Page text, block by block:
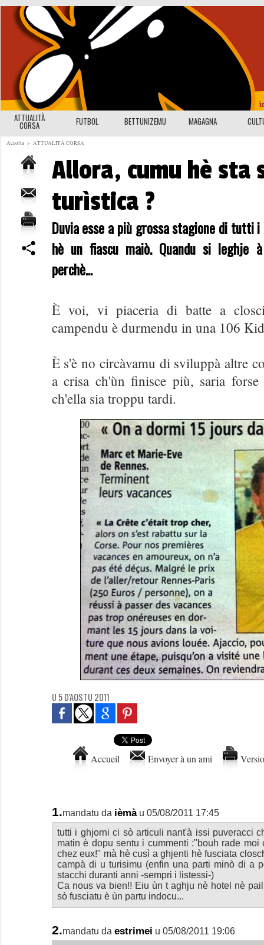
ATTUALITÀ
CORSA FUTBOL BETTUNIZEMU MAGAGNA
Accolta > ATTUALITÀ CORSA
Allora, cumu hè sta
turìstica ?
Duvia esse a più grossa stagione di tutti
hè un fiascu maiò. Quandu si leghje
perchè...
È voi, vi piaceria di batte a
campendu è durmendu in una 106
È s'è no circàvamu di sviluppà altre
a crisa ch'ùn finisce più, saria
ch'ella sia troppu tardi.
U 5 D'AOSTU 2011
Accueil Envoyer à un ami
1.mandatu da ièmà u 05/08/2011 17:45
tutti i ghjorni ci sò articuli nant'à issi puveracci
matin è dopu sentu i cummenti :"bouh rade
chez eux!" mà hè cusì a ghjenti hè fusciata
campà di u turisimu (enfin una parti minò di a
stacchi duranti anni -sempri i listessi-)
Ca nous va bien!! Eiu ùn t aghju nè hotel nè
sò fusciatu è ùn partu indocu...
2.mandatu da estrimei u 05/08/2011 19:06